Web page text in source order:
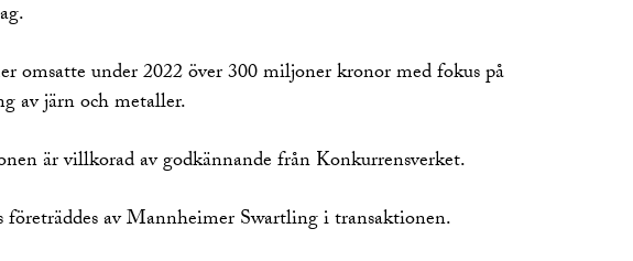
omsatte under 2022 över 300 miljoner kronor med fokus på
av järn och metaller.
är villkorad av godkännande från Konkurrensverket.
företräddes av Mannheimer Swartling i transaktionen.